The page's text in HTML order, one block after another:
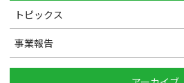
トピックス
事業報告